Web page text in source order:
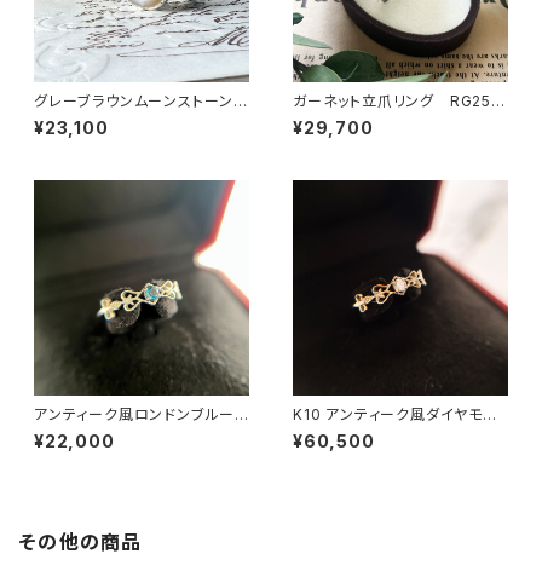
グレーブラウンムーンストーンリ
ング RG24-248
¥23,100
ガーネット立爪リング RG25-
255
¥29,700
アンティーク風ロンドンブルート
パーズリング RG25-253
¥22,000
K10 アンティーク風ダイヤモン
ドリング RG25-254
¥60,500
その他の商品